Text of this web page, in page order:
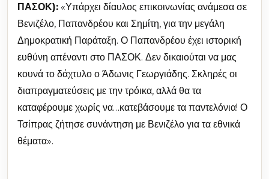
ΠΑΣΟΚ): «Υπάρχει δίαυλος επικοινωνίας ανάμεσα σε
Βενιζέλο, Παπανδρέου και Σημίτη, για την μεγάλη
Δημοκρατική Παράταξη. Ο Παπανδρέου έχει ιστορική
ευθύνη απέναντι στο ΠΑΣΟΚ. Δεν δικαιούται να μας
κουνά το δάχτυλο ο Άδωνις Γεωργιάδης. Σκληρές οι
διαπραγματεύσεις με την τρόικα, αλλά θα τα
καταφέρουμε χωρίς να…κατεβάσουμε τα παντελόνια! Ο
Τσίπρας ζήτησε συνάντηση με Βενιζέλο για τα εθνικά
θέματα».